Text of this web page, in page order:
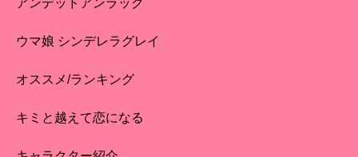
アンデッドアンラック
ウマ娘 シンデレラグレイ
オススメ/ランキング
キミと越えて恋になる